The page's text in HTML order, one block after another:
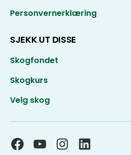
Personvernerklæring
SJEKK UT DISSE
Skogfondet
Skogkurs
Velg skog